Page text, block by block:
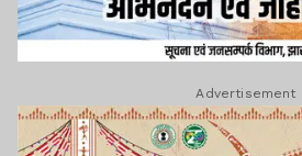
Advertisement